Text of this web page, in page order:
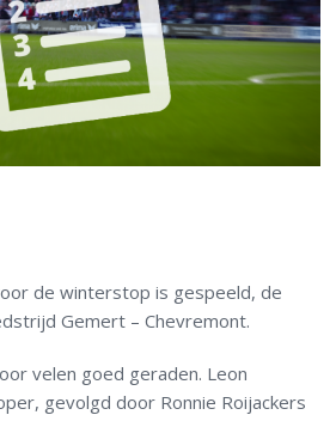
de winterstop is gespeeld, de
Gemert – Chevremont.
velen goed geraden. Leon
gevolgd door Ronnie Roijackers